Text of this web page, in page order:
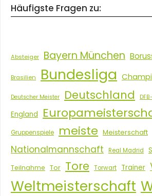
Häufigste Fragen zu:
Absteiger Bayern München
Brasilien Bundesliga
Deutscher Meister Deutschland
England
Gruppenspiele meiste Meisterschaft
Nationalmannschaft Real Madrid
Teilnahme Tor Tore Torwart Trainer
Weltmeisterschaft